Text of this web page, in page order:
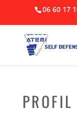
06 60 17
PROFIL